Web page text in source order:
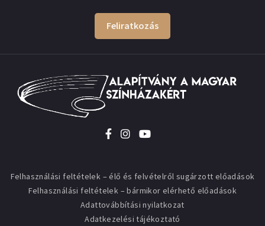
Feliratkozás
Felhasználási feltételek – élő és felvételről sugárzott előadások
Felhasználási feltételek – bármikor elérhető előadások
Adattovábbítási nyilatkozat
Adatkezelési tájékoztató